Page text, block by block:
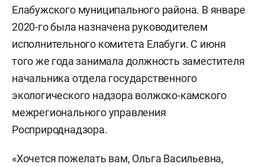
Елабужского муниципального района. В январе
2020-го была назначена руководителем
исполнительного комитета Елабуги. С июня
того же года занимала должность заместителя
начальника отдела государственного
экологического надзора волжско-камского
межрегионального управления
Росприроднадзора.
«Хочется пожелать вам, Ольга Васильевна,